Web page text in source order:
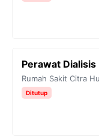
Perawat
Rumah Sakit Citra
Ditutup